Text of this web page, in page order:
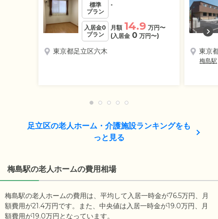
標準
プラン
-
入居金0
プラン
月額 14.9 万円〜
(入居金 0 万円〜)
東京都足立区六木 東京
梅島駅
足立区の老人ホーム・介護施設ランキングをも
っと見る
梅島駅の老人ホームの費用相場
梅島駅の老人ホームの費用は、平均して入居一時金が76.5万円、月
額費用が21.4万円です。また、中央値は入居一時金が19.0万円、月
額費用が19.0万円となっています。